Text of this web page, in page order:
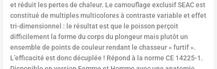
et réduit les pertes de chaleur. Le camouflage exclusif SEAC est
constitué de multiples multicolores à contraste variable et effet
tri-dimensionnel : le résultat est que le poisson perçoit
difficilement la forme du corps du plongeur mais plutôt un
ensemble de points de couleur rendant le chasseur « furtif ».
L’efficacité est donc décuplée ! Répond à la norme CE 14225-1.